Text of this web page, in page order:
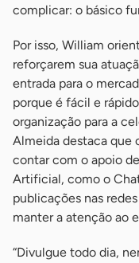
complicar: o básico
Por isso, William
reforçarem sua
entrada para o
porque é fácil e
organização para a
Almeida destaca que
contar com o apoio
Artificial, como o
publicações nas
manter a atenção ao
“Divulgue todo dia,